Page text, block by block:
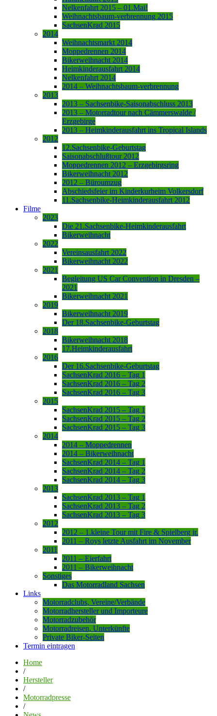
Nelkenfahrt 2015 – 01.Mai!
Weihnachtsbaum-verbrennung 2015
SachsenKrad 2015
2014
Weihnachtsmarkt 2014
Moppedrennen 2014
Bikerweihnacht 2014
Heimkinderausfahrt 2014
Nelkenfahrt 2014
2014 – Weihnachtsbaum-verbrennung
2013
2013 – Sachsenbike-Saisonabschluss 2013
2013 – Motorradtour nach Cämmerswalde /
Erzgebirge
2013 – Heimkinderausfahrt ins Tropical Islands
2012
12.Sachsenbike-Geburtstag
Saisonabschlußtour 2012
Moppedrennen 2012 – Erzgebirgsring
Bikerweihnacht 2012
2012 – Büroumzug
Abschiedsfeier im Kinderkurheim Volkersdorf
11.Sachsenbike-Heimkinderausfahrt 2012
Filme
2023
Die 21.Sachsenbike-Heimkinderausfahrt
Bikerweihnacht
2022
Vereinsausfahrt 2022
Bikerweihnacht 2022
2021
Begleitung US Car Convention in Dresden –
2021
Bikerweihnacht 2021
2019
Bikerweihnacht 2019
Der 18.Sachsenbike-Geburtstag
2018
Bikerweihnacht 2018
17.Heimkinderausfahrt
2016
Der 16.Sachsenbike-Geburtstag
SachsenKrad 2016 – Tag 1
SachsenKrad 2016 – Tag 2
SachsenKrad 2016 – Tag 3
2015
SachsenKrad 2015 – Tag 1
SachsenKrad 2015 – Tag 2
SachsenKrad 2015 – Tag 3
2014
2014 – Moppedrennen
2014 – Bikerweihnacht
SachsenKrad 2014 – Tag 1
SachsenKrad 2014 – Tag 2
SachsenKrad 2014 – Tag 3
2013
SachsenKrad 2013 – Tag 1
SachsenKrad 2013 – Tag 2
SachsenKrad 2013 – Tag 3
2012
2012 – 1.kleine Tour mit Fire & Spielberg jr.
2011 – Roys letzte Ausfahrt im November
2011
2011 – Eierfahrt
2011 – Bikerweihnacht
Sonstiges
Das Motorradland Sachsen
Links
Motorradclubs, Vereine/Verbände
Motorradhersteller und Importeure
Motorradzubehör
Motorradreisen, Unterkünfte
Private Biker-Seiten
Termin eintragen
Home
/
Hersteller
/
Motorradpresse
/